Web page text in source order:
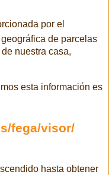
por el
de parcelas
nuestra casa,
esta información es
fega/visor/
hasta obtener